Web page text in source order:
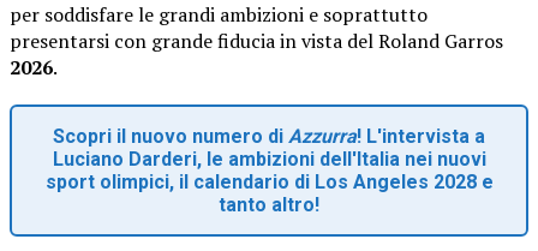
per soddisfare le grandi ambizioni e soprattutto
presentarsi con grande fiducia in vista del Roland Garros
2026.
Scopri il nuovo numero di Azzurra! L'intervista a
Luciano Darderi, le ambizioni dell'Italia nei nuovi
sport olimpici, il calendario di Los Angeles 2028 e
tanto altro!